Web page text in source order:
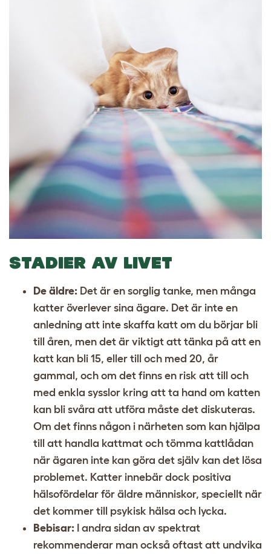
STADIER AV LIVET
De äldre: Det är en sorglig tanke, men många
katter överlever sina ägare. Det är inte en
anledning att inte skaffa katt om du börjar bli
till åren, men det är viktigt att tänka på att en
katt kan bli 15, eller till och med 20, år
gammal, och om det finns en risk att till och
med enkla sysslor kring att ta hand om katten
kan bli svåra att utföra måste det diskuteras.
Om det finns någon i närheten som kan hjälpa
till att handla kattmat och tömma kattlådan
när ägaren inte kan göra det själv kan det lösa
problemet. Katter innebär dock positiva
hälsofördelar för äldre människor, speciellt när
det kommer till psykisk hälsa och lycka.
Bebisar: I andra sidan av spektrat
rekommenderar man också oftast att undvika